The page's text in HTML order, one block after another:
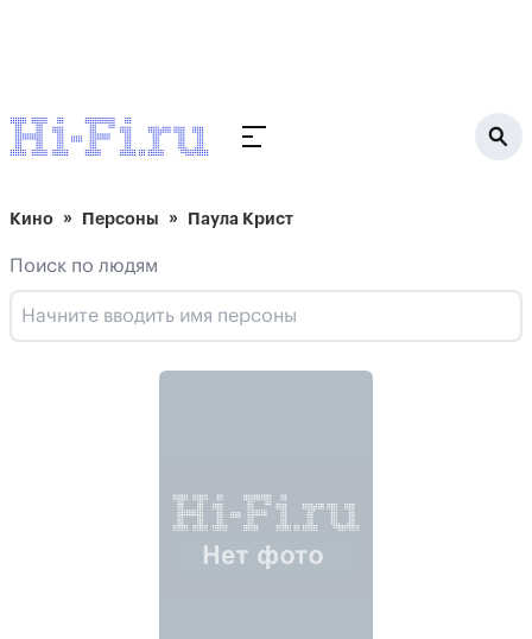
Кино Персоны Паула Крист
Поиск по людям